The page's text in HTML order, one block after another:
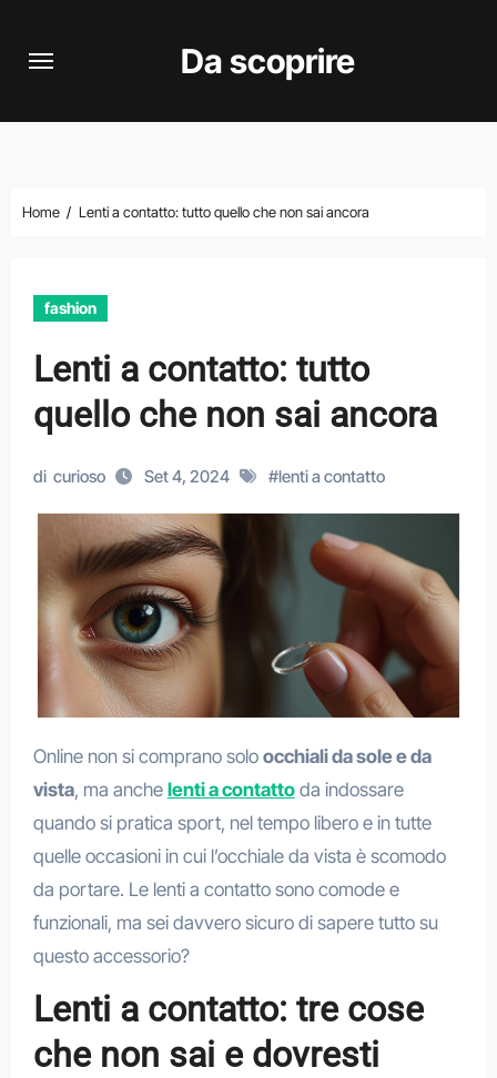
Da scoprire
Home Lenti a contatto: tutto quello che non sai ancora
fashion
Lenti a contatto: tutto
quello che non sai ancora
di curioso Set 4, 2024 #lenti a contatto
Online non si comprano solo occhiali da sole e da
vista, ma anche lenti a contattoda indossare
quando si pratica sport, nel tempo libero e in tutte
quelle occasioni in cui l’occhiale da vista è scomodo
da portare. Le lenti a contatto sono comode e
funzionali, ma sei davvero sicuro di sapere tutto su
questo accessorio?
Lenti a contatto: tre cose
che non sai e dovresti